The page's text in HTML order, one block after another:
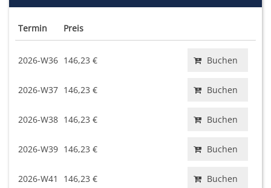
Termin Preis
2026-W36 146,23 € Buchen
2026-W37 146,23 € Buchen
2026-W38 146,23 € Buchen
2026-W39 146,23 € Buchen
2026-W41 146,23 € Buchen